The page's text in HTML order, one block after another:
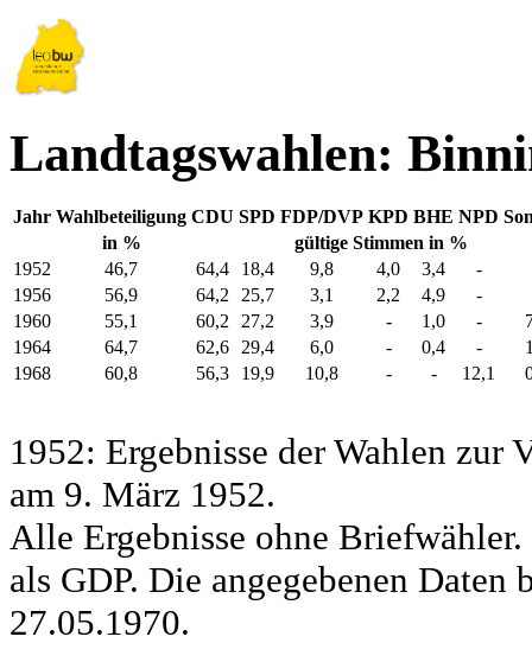
Landtagswahlen:
Jahr Wahlbeteiligung CDU SPD FDP/DVP KPD BHE NPD
in %
gültige Stimmen in %
1952
46,7 64,4 18,4 9,8 4,0 3,4
-
1956
56,9 64,2 25,7 3,1 2,2 4,9
-
1960
55,1 60,2 27,2 3,9 - 1,0 -
1964
64,7 62,6 29,4 6,0 - 0,4 -
1968
60,8 56,3 19,9 10,8 - - 12,1
1952: Ergebnisse der Wahlen zur
am 9. März 1952.
Alle Ergebnisse ohne
als GDP. Die angegebenen
27.05.1970.